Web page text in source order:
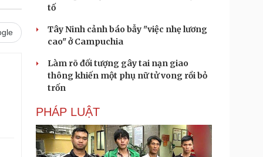
tố
Tây Ninh cảnh báo bẫy "việc nhẹ lương
cao" ở Campuchia
Làm rõ đối tượng gây tai nạn giao
thông khiến một phụ nữ tử vong rồi bỏ
trốn
PHÁP LUẬT